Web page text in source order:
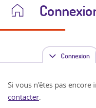
Connexion(
n
Si vous n'êtes pas encore
contacter.